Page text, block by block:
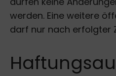
werden. Eine weitere
darf nur nach erfolgter